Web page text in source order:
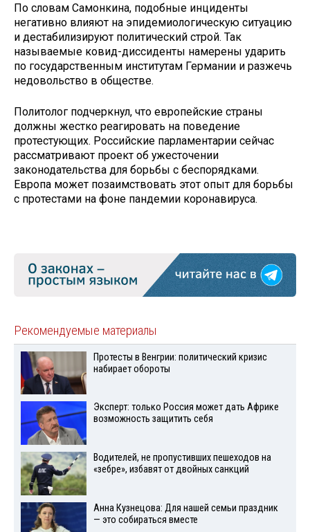
По словам Самонкина, подобные инциденты
негативно влияют на эпидемиологическую ситуацию
и дестабилизируют политический строй. Так
называемые ковид-диссиденты намерены ударить
по государственным институтам Германии и разжечь
недовольство в обществе.
Политолог подчеркнул, что европейские страны
должны жестко реагировать на поведение
протестующих. Российские парламентарии сейчас
рассматривают проект об ужесточении
законодательства для борьбы с беспорядками.
Европа может позаимствовать этот опыт для борьбы
с протестами на фоне пандемии коронавируса.
Рекомендуемые материалы
Протесты в Венгрии: политический кризис
набирает обороты
Эксперт: только Россия может дать Африке
возможность защитить себя
Водителей, не пропустивших пешеходов на
«зебре», избавят от двойных санкций
Анна Кузнецова: Для нашей семьи праздник
— это собираться вместе